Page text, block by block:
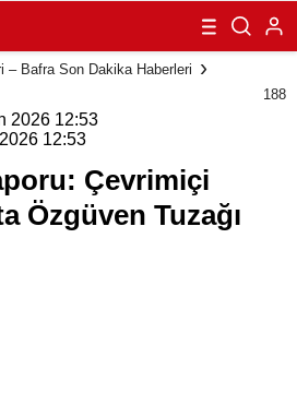
Çevrimiçi
Dolandırıcılıkta
Özgüven Tuzağı
– Bafra Son Dakika Haberleri
188
2026 12:53
12:53
Çevrimiçi
Özgüven Tuzağı